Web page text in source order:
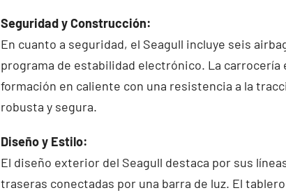
Seguridad y Construcción:
En cuanto a seguridad, el Seagull incluye seis
programa de estabilidad electrónico. La
formación en caliente con una resistencia a la
robusta y segura.
Diseño y Estilo:
El diseño exterior del Seagull destaca por sus
traseras conectadas por una barra de luz. El